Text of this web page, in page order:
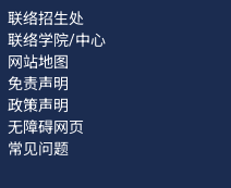
联络招生处
联络学院/中心
网站地图
免责声明
政策声明
无障碍网页
常见问题